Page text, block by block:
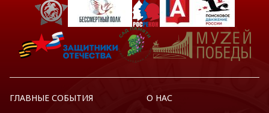
ГЛАВНЫЕ СОБЫТИЯ О НАС